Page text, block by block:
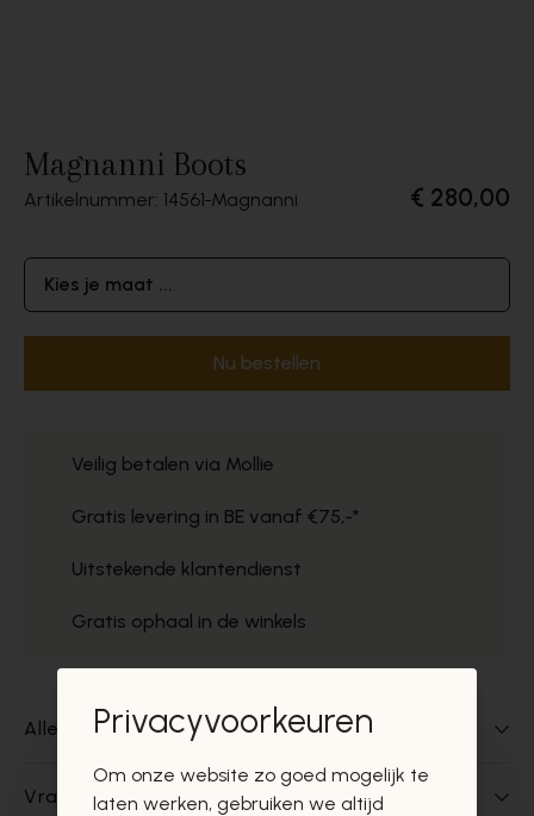
Magnanni Boots
Artikelnummer: 14561 Magnanni € 280,00
Kies je maat ...
Nu bestellen
Veilig betalen via Mollie
Gratis levering in BE vanaf €75,-*
Uitstekende klantendienst
Gratis ophaal in de winkels
Alles over dit product
Vragen over dit product?
Privacyvoorkeuren
Om onze website zo goed mogelijk te
laten werken, gebruiken we altijd